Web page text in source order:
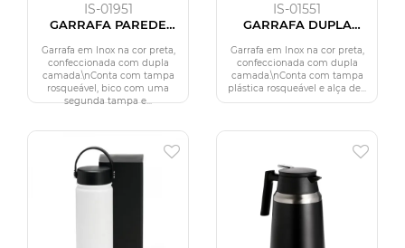
IS-01951
GARRAFA PAREDE
950 ML
Garrafa em Inox na cor preta,
confeccionada com dupla
camada.\nConta com tampa
rosqueável, bico com uma
segunda tampa e...
IS-01551
GARRAFA DUPLA
PRETA - 550 ML
Garrafa em Inox na cor preta,
confeccionada com dupla
camada.\nConta com tampa
plástica rosqueável e alça de...